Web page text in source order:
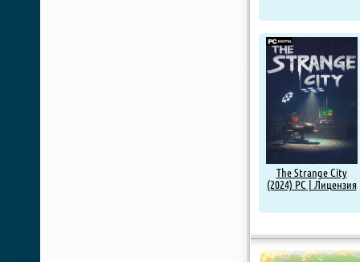
The Strange City
(2024) PC | Лицензия